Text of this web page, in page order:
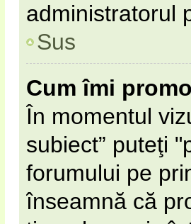
administratorul
Sus
Cum îmi
În momentul
subiect” puteţi
forumului pe
înseamnă că